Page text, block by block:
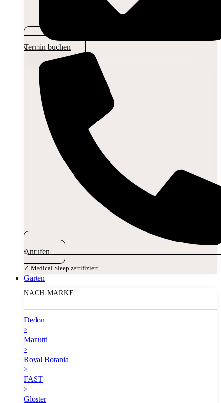
Termin buchen
Anrufen
✓ Medical Sleep zertifiziert
Garten
NACH MARKE
Dedon
>
Manutti
>
Royal Botania
>
FAST
>
Gloster